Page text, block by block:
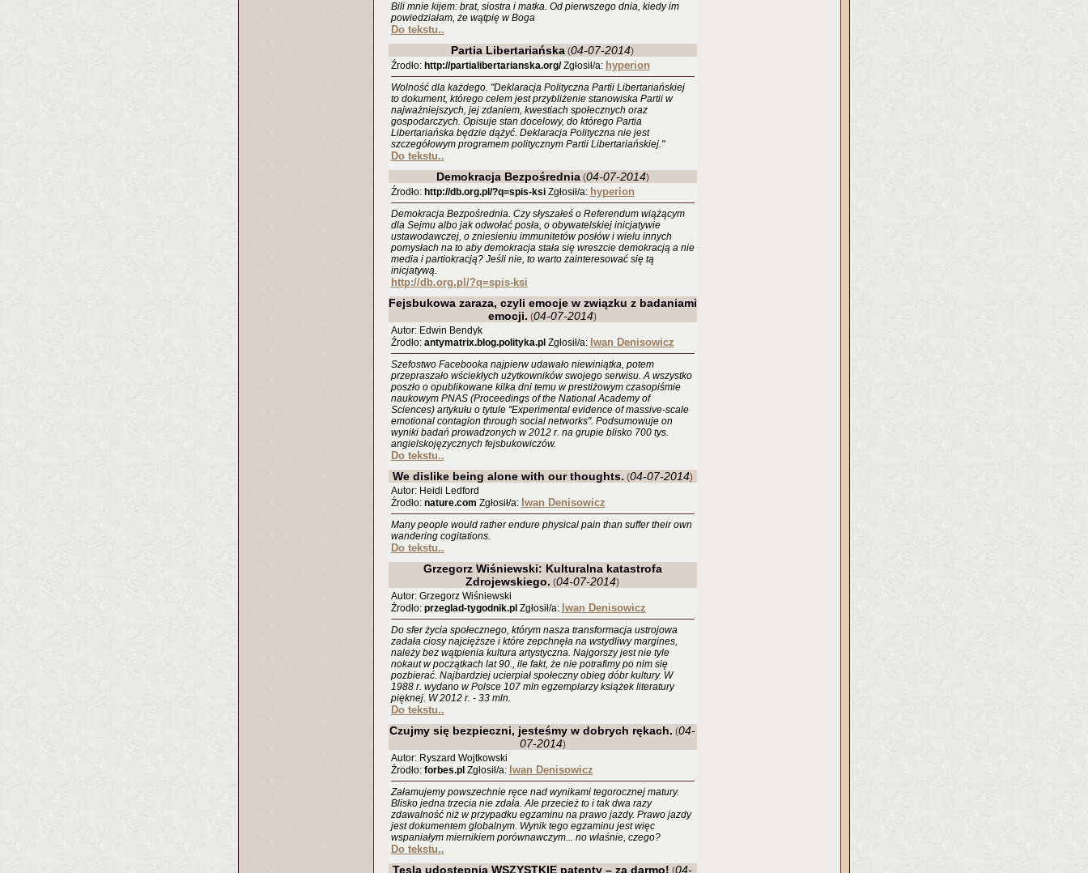
Bili mnie kijem: brat, siostra i matka. Od pierwszego dnia, kiedy im
powiedziałam, że wątpię w Boga
Do tekstu..
Partia Libertariańska (04-07-2014)
Źrodło: http://partialibertarianska.org/Zgłosił/a: hyperion
Wolność dla każdego. "Deklaracja Polityczna Partii Libertariańskiej
to dokument, którego celem jest przybliżenie stanowiska Partii w
najważniejszych, jej zdaniem, kwestiach społecznych oraz
gospodarczych. Opisuje stan docelowy, do którego Partia
Libertariańska będzie dążyć. Deklaracja Polityczna nie jest
szczegółowym programem politycznym Partii Libertariańskiej."
Do tekstu..
Demokracja Bezpośrednia(04-07-2014)
Źrodło: http://db.org.pl/?q=spis-ksiZgłosił/a: hyperion
Demokracja Bezpośrednia. Czy słyszałeś o Referendum wiążącym
dla Sejmu albo jak odwołać posła, o obywatelskiej inicjatywie
ustawodawczej, o zniesieniu immunitetów posłów i wielu innych
pomysłach na to aby demokracja stała się wreszcie demokracją a nie
media i partiokracją? Jeśli nie, to warto zainteresować się tą
inicjatywą.
http://db.org.pl/?q=spis-ksi
Fejsbukowa zaraza, czyli emocje w związku z badaniami
emocji. (04-07-2014)
Autor: Edwin Bendyk
Źrodło: antymatrix.blog.polityka.pl Zgłosił/a: Iwan Denisowicz
Szefostwo Facebooka najpierw udawało niewiniątka, potem
przepraszało wściekłych użytkowników swojego serwisu. A wszystko
poszło o opublikowane kilka dni temu w prestiżowym czasopiśmie
naukowym PNAS (Proceedings of the National Academy of
Sciences) artykułu o tytule "Experimental evidence of massive-scale
emotional contagion through social networks". Podsumowuje on
wyniki badań prowadzonych w 2012 r. na grupie blisko 700 tys.
angielskojęzycznych fejsbukowiczów.
Do tekstu..
We dislike being alone with our thoughts. (04-07-2014)
Autor: Heidi Ledford
Źrodło: nature.com Zgłosił/a: Iwan Denisowicz
Many people would rather endure physical pain than suffer their own
wandering cogitations.
Do tekstu..
Grzegorz Wiśniewski: Kulturalna katastrofa
Zdrojewskiego. (04-07-2014)
Autor: Grzegorz Wiśniewski
Źrodło: przeglad-tygodnik.pl Zgłosił/a: Iwan Denisowicz
Do sfer życia społecznego, którym nasza transformacja ustrojowa
zadała ciosy najcięższe i które zepchnęła na wstydliwy margines,
należy bez wątpienia kultura artystyczna. Najgorszy jest nie tyle
nokaut w początkach lat 90., ile fakt, że nie potrafimy po nim się
pozbierać. Najbardziej ucierpiał społeczny obieg dóbr kultury. W
1988 r. wydano w Polsce 107 mln egzemplarzy książek literatury
pięknej. W 2012 r. - 33 mln.
Do tekstu..
Czujmy się bezpieczni, jesteśmy w dobrych rękach. (04-
07-2014)
Autor: Ryszard Wojtkowski
Źrodło: forbes.pl Zgłosił/a: Iwan Denisowicz
Załamujemy powszechnie ręce nad wynikami tegorocznej matury.
Blisko jedna trzecia nie zdała. Ale przecież to i tak dwa razy
zdawalność niż w przypadku egzaminu na prawo jazdy. Prawo jazdy
jest dokumentem globalnym. Wynik tego egzaminu jest więc
wspaniałym miernikiem porównawczym... no właśnie, czego?
Do tekstu..
Tesla udostępnia WSZYSTKIE patenty – za darmo! (04-